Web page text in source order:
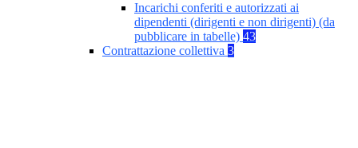
Incarichi conferiti e autorizzati ai
dipendenti (dirigenti e non dirigenti) (da
pubblicare in tabelle) 43
Contrattazione collettiva 3